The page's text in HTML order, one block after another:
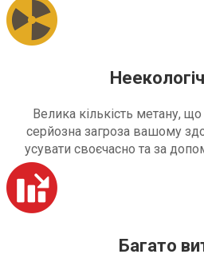
Велика кількість метану,
серйозна загроза вашому
усувати своєчасно та за
Багато